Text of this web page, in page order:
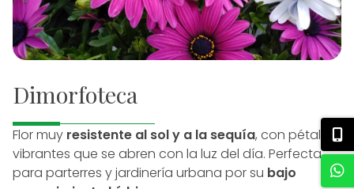
Dimorfoteca
Flor muy resistente al sol y a la sequía, con pétalos
vibrantes que se abren con la luz del día. Perfecta
para parterres y jardinería urbana por su bajo